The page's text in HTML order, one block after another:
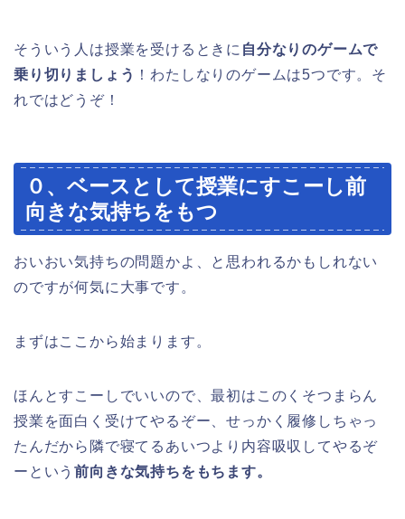
そういう人は授業を受けるときに 自分なりのゲームで
乗り切りましょう ！わたしなりのゲームは5つです。そ
れではどうぞ！
０、ベースとして授業にすこーし前
向きな気持ちをもつ
おいおい気持ちの問題かよ、と思われるかもしれない
のですが何気に大事です。
まずはここから始まります。
ほんとすこーしでいいので、最初はこのくそつまらん
授業を面白く受けてやるぞー、せっかく履修しちゃっ
たんだから隣で寝てるあいつより内容吸収してやるぞ
ーという前向きな気持ちをもちます。